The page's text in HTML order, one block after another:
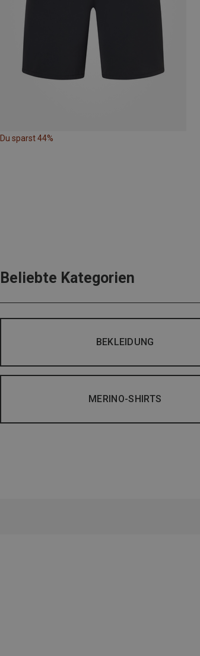
Du sparst 44%
Beliebte Kategorien
BEKLEIDUNG
MERINO-SHIRTS